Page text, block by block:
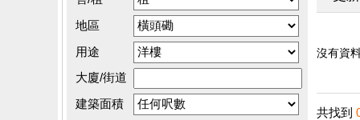
地區
用途
大廈/街道
建築面積
沒有資料
共找到